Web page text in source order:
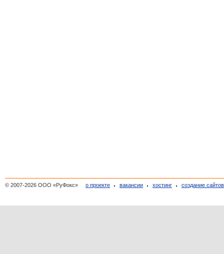
© 2007-2026 ООО «РуФокс» о проекте вакансии хостинг создание сайтов